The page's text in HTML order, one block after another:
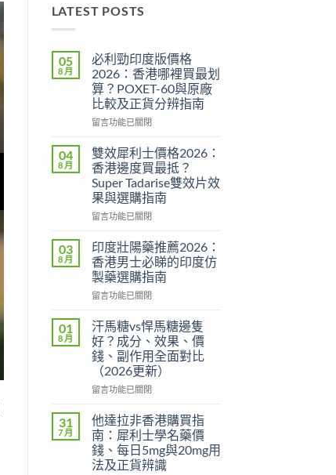
LATEST POSTS
05
8 月
必利勁印度版價格
2026：香港哪裡買最划
算？POXET-60與原廠
比較及正貨分辨指南
在
利
勁
印
度
版
價
2026：
香
港
哪
裡
最
划
算？
POXET-
與
廠
比
較
及
正
留言功能已關閉
04
8 月
雙效犀利士價格2026：
香港邊度買最抵？
Super Tadarise雙效片效
果與選購指南
在
效
犀
利
士
價
2026：
香
港
邊
買
抵？
Super
Tadarise
雙
效
留言功能已關閉
03
8 月
印度壯陽藥推薦2026：
香港男士必睇的印度仿
製藥選購指南
在
度
壯
陽
藥
薦
香
港
男
士
必
留言功能已關閉
01
8 月
汗馬糖vs悍馬糖邊隻
好？成分、效果、價
錢、副作用全面對比
（2026更新）
在
馬
糖
vs
悍
馬
留言功能已關閉
31
7 月
他達拉非香港購買指
南：犀利士學名藥價
錢、每日5mg與20mg用
法及正貨辨識